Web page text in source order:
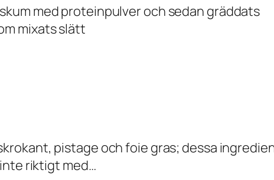
med proteinpulver och sedan gräddats
mixats slätt
pistage och foie gras; dessa
riktigt med…